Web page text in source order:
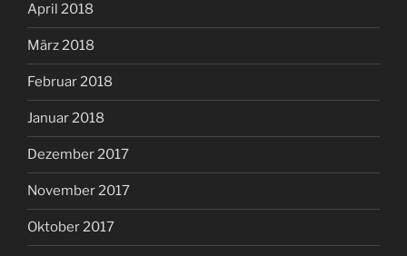
April 2018
März 2018
Februar 2018
Januar 2018
Dezember 2017
November 2017
Oktober 2017